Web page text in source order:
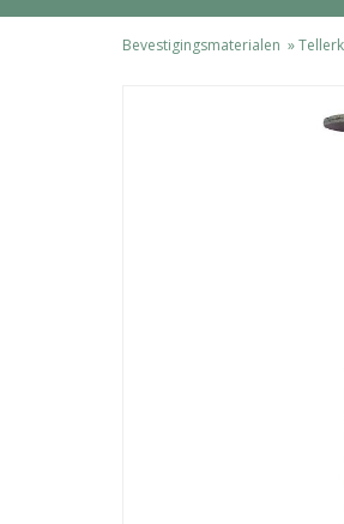
Bevestigingsmaterialen »